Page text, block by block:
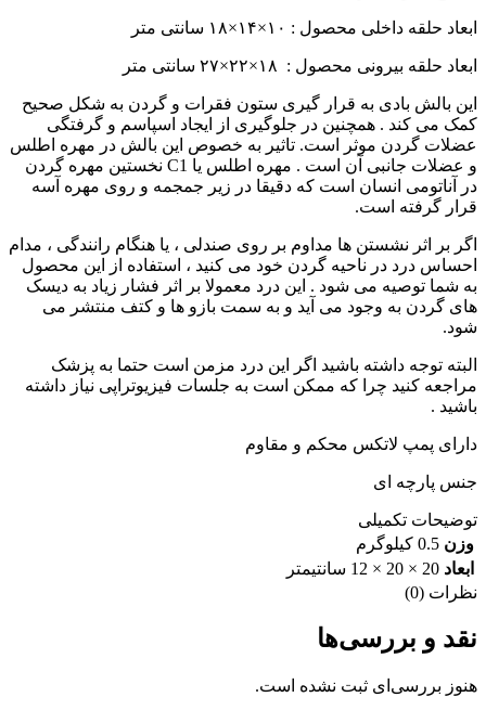
ابعاد حلقه داخلی محصول : ۱۰×۱۴×۱۸ سانتی متر
ابعاد حلقه بیرونی محصول : ۱۸×۲۲×۲۷ سانتی متر
این بالش بادی به قرار گیری ستون فقرات و گردن به شکل صحیح
کمک می کند . همچنین در جلوگیری از ایجاد اسپاسم و گرفتگی
عضلات گردن موثر است. تاثیر به خصوص این بالش در مهره اطلس
و عضلات جانبی آن است . مهره اطلس یا C1 نخستین مهره گردن
در آناتومی انسان است که دقیقا در زیر جمجمه و روی مهره آسه
قرار گرفته است.
اگر بر اثر نشستن ها مداوم بر روی صندلی ، یا هنگام رانندگی ، مدام
احساس درد در ناحیه گردن خود می کنید ، استفاده از این محصول
به شما توصیه می شود . این درد معمولا بر اثر فشار زیاد به دیسک
های گردن به وجود می آید و به سمت بازو ها و کتف منتشر می
شود.
البته توجه داشته باشید اگر این درد مزمن است حتما به پزشک
مراجعه کنید چرا که ممکن است به جلسات فیزیوتراپی نیاز داشته
باشید .
دارای پمپ لاتکس محکم و مقاوم
جنس پارچه ای
توضیحات تکمیلی
وزن 0.5 کیلوگرم
ابعاد 20 × 20 × 12 سانتیمتر
نظرات (0)
نقد و بررسی‌ها
هنوز بررسی‌ای ثبت نشده است.